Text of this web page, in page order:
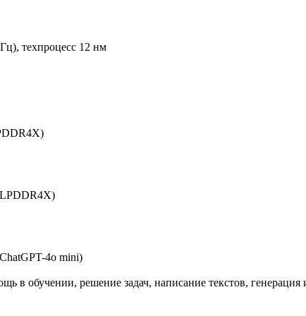
техпроцесс 12 нм
4o mini)
в обучении, решение задач, написание текстов, генерация